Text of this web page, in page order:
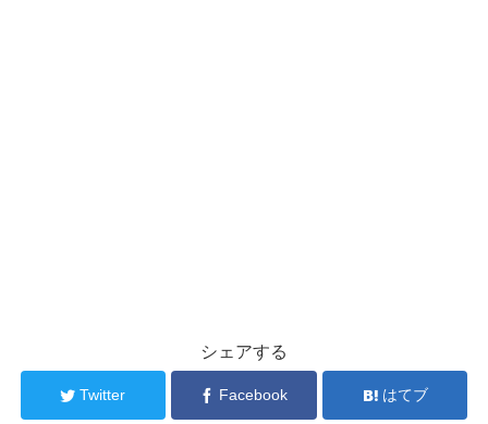
シェアする
Twitter Facebook はてブ